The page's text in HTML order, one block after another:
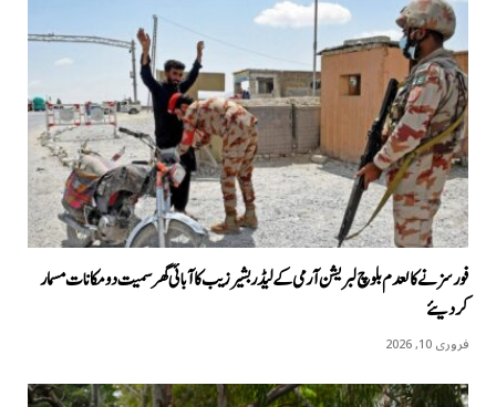
فورسز نے کالعدم بلوچ لبریشن آرمی کے لیڈر بشیر زیب کا آبائی گھر سمیت دو مکانات مسمار
کردیئے
فروری 10, 2026